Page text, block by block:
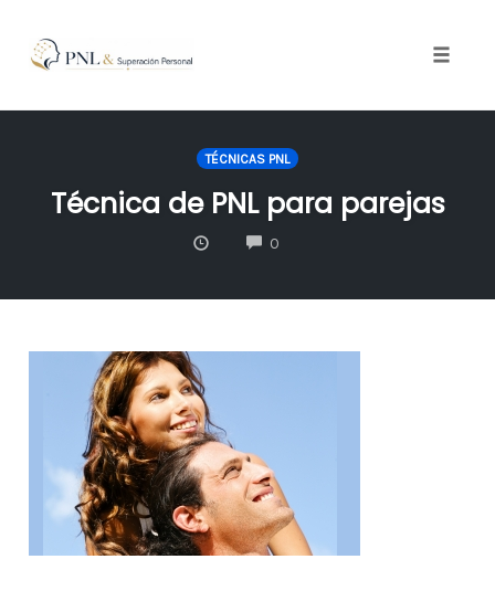
TÉCNICAS PNL
Técnica de PNL para parejas
0COMMENTS